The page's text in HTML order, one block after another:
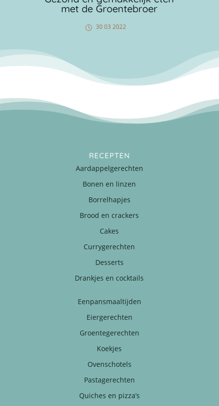
met de Groentebroer
30 03 2022
RECEPTEN
Aardappelgerechten
Bonen en linzen
Borrelhapjes
Brood en crackers
Cakes
Currygerechten
Desserts
Drankjes en cocktails
Eenpansmaaltijden
Eiergerechten
Groentegerechten
Koekjes
Ovenschotels
Pastagerechten
Quiches en pizza’s